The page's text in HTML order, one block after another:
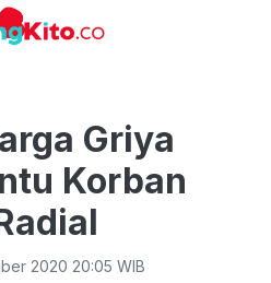
Griya
Korban
2020 20:05 WIB